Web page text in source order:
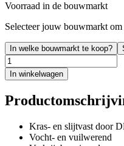
Voorraad in de bouwmarkt
Selecteer jouw bouwmarkt
In welke bouwmarkt te koop?
In winkelwagen
Kras- en slijtvast door
Vocht- en vuilwerend